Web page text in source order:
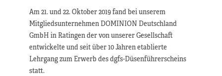
Am 21. und 22. Oktober 2019 fand bei unserem
Mitgliedsunternehmen DOMINION Deutschland
GmbH in Ratingen der von unserer Gesellschaft
entwickelte und seit über 10 Jahren etablierte
Lehrgang zum Erwerb des dgfs-Düsenführerscheins
statt.